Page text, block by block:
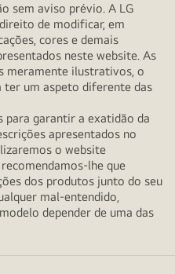
sem aviso prévio. A LG
de modificar, em
cores e demais
neste website. As
meramente ilustrativos, o
um aspeto diferente das
garantir a exatidão da
apresentados no
o website
lhe que
dos produtos junto do seu
mal-entendido,
depender de uma das